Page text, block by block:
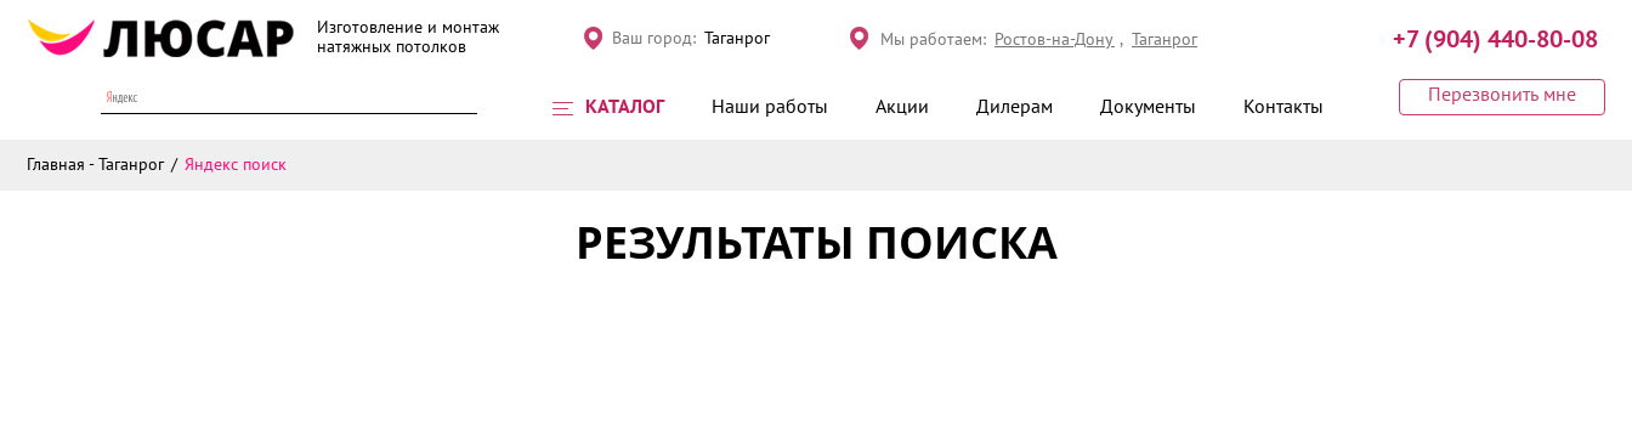
Изготовление и монтаж
натяжных потолков
Ваш город: Таганрог Мы работаем: Ростов-на-Дону Таганрог +7 (904) 440-80-08
КАТАЛОГ Наши работы Акции Дилерам Документы Контакты
Перезвонить мне
Главная - Таганрог Яндекс поиск
РЕЗУЛЬТАТЫ ПОИСКА